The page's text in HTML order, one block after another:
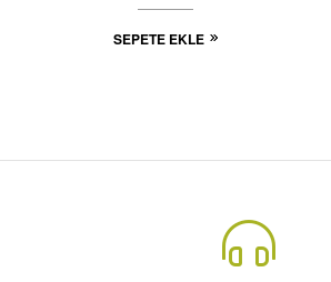
SEPETE EKLE